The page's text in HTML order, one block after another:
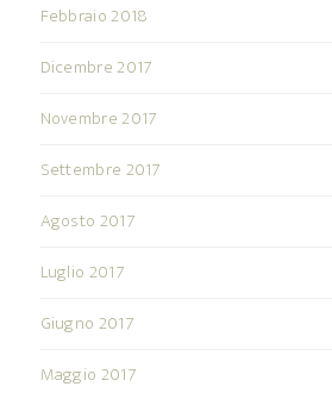
Febbraio 2018
Dicembre 2017
Novembre 2017
Settembre 2017
Agosto 2017
Luglio 2017
Giugno 2017
Maggio 2017